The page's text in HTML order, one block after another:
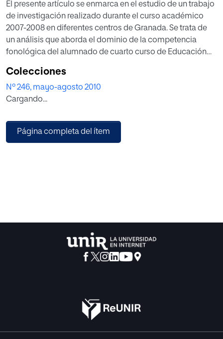
El presente artículo se enmarca en el estudio de un trabajo
de investigación realizado durante el curso académico
2007-2008 en diferentes centros de Granada. Se trata de
un análisis que aborda el dominio de la competencia
fonológica del alumnado de cuarto curso de Educación
desarrollo de la madurez en lectoescritura, así como el
rendimiento académico posterior y la materialización de
la materia fonológica: conversión fonema-grafema,
acentuación, uso de mayúsculas, signos de puntuación,
etc.
Colecciones
Nº 246, mayo-agosto 2010
Cargando...
Página completa del ítem